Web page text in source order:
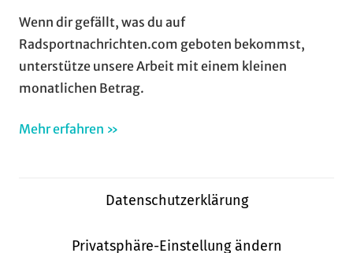
Wenn dir gefällt, was du auf
Radsportnachrichten.com geboten bekommst,
unterstütze unsere Arbeit mit einem kleinen
monatlichen Betrag.
Mehr erfahren »
Datenschutzerklärung
Privatsphäre-Einstellung ändern